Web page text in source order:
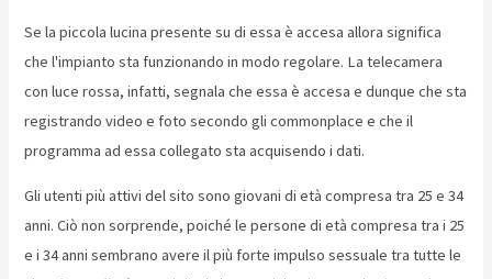
Se la piccola lucina presente su di essa è accesa allora significa
che l'impianto sta funzionando in modo regolare. La telecamera
con luce rossa, infatti, segnala che essa è accesa e dunque che sta
registrando video e foto secondo gli commonplace e che il
programma ad essa collegato sta acquisendo i dati.
Gli utenti più attivi del sito sono giovani di età compresa tra 25 e 34
anni. Ciò non sorprende, poiché le persone di età compresa tra i 25
e i 34 anni sembrano avere il più forte impulso sessuale tra tutte le